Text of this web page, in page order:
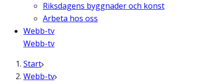
Riksdagens byggnader och konst
Arbeta hos oss
Webb-tv
Webb-tv
Start
Webb-tv